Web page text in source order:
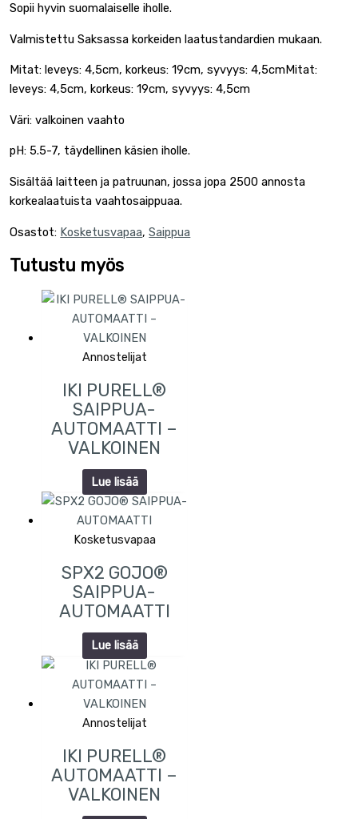
Sopii hyvin suomalaiselle iholle.
Valmistettu Saksassa korkeiden laatustandardien mukaan.
Mitat: leveys: 4,5cm, korkeus: 19cm, syvyys: 4,5cmMitat:
leveys: 4,5cm, korkeus: 19cm, syvyys: 4,5cm
Väri: valkoinen vaahto
pH: 5.5-7, täydellinen käsien iholle.
Sisältää laitteen ja patruunan, jossa jopa 2500 annosta
korkealaatuista vaahtosaippuaa.
Osastot: Kosketusvapaa,Saippua
Tutustu myös
Annostelijat
IKI PURELL®
SAIPPUA-
AUTOMAATTI –
VALKOINEN
Lue lisää
Kosketusvapaa
SPX2 GOJO®
SAIPPUA-
AUTOMAATTI
Lue lisää
Annostelijat
IKI PURELL®
AUTOMAATTI –
VALKOINEN